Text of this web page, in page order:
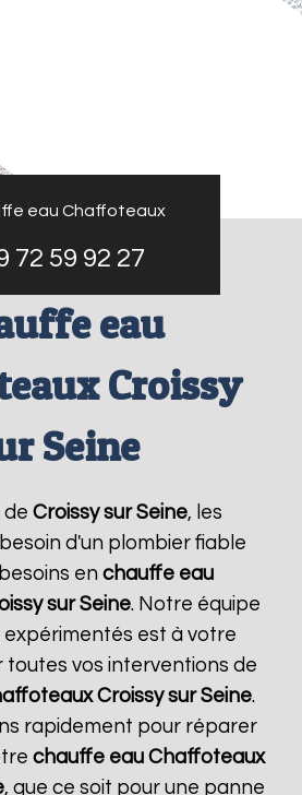
eau Chaffoteaux
72 59 92 27
eau
Croissy
Seine
de Croissy sur Seine, les
d'un plombier fiable
enchauffe eau
sur Seine. Notre équipe
est à votre
toutes vos interventions de
Croissy sur Seine.
rapidement pour réparer
chauffe eau Chaffoteaux
, que ce soit pour une panne